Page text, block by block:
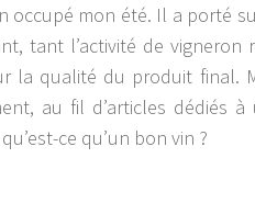
occupé mon été. Il a porté
tant l’activité de
la qualité du produit final.
au fil d’articles dédiés
ce qu’un bon vin ?